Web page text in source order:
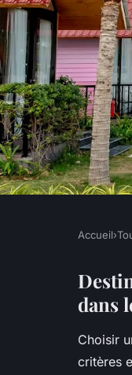
Accueil›
dans
Choisir
critères